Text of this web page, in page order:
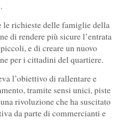
le richieste delle famiglie della
di rendere più sicure l’entrata
e di creare un nuovo
per i cittadini del quartiere.
l’obiettivo di rallentare e
tramite sensi unici, piste
rivoluzione che ha suscitato
da parte di commercianti e